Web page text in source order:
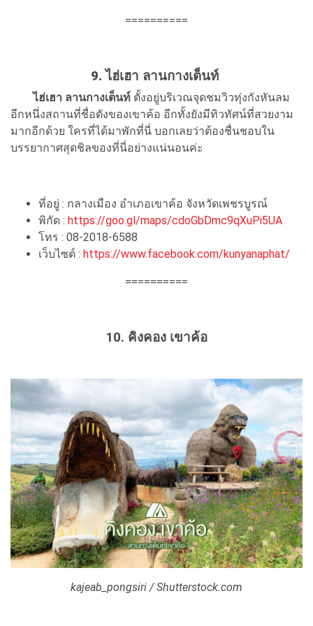
==========
9. ไฮ่เฮา ลานกางเต็นท์
ไฮ่เฮา ลานกางเต็นท์ ตั้งอยู่บริเวณจุดชมวิวทุ่งกังหันลม
อีกหนึ่งสถานที่ชื่อดังของเขาค้อ อีกทั้งยังมีทิวทัศน์ที่สวยงาม
มากอีกด้วย ใครที่ได้มาพักที่นี่ บอกเลยว่าต้องชื่นชอบใน
บรรยากาศสุดชิลของที่นี่อย่างแน่นอนค่ะ
ที่อยู่ : กลางเมือง อำเภอเขาค้อ จังหวัดเพชรบูรณ์
พิกัด : https://goo.gl/maps/cdoGbDmc9qXuPi5UA
โทร : 08-2018-6588
เว็บไซต์ : https://www.facebook.com/kunyanaphat/
==========
10. คิงคอง เขาค้อ
kajeab_pongsiri / Shutterstock.com